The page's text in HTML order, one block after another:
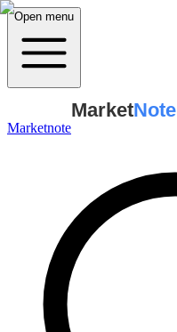
Open menu
Marketnote
MarketNote